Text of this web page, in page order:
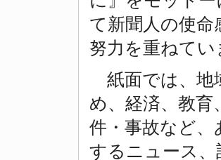
て新聞人の使命
努力を重ねてい
紙面では、地
め、経済、教育
件・事故など
するニュース